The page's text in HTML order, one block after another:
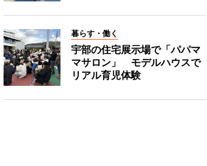
暮らす・働く
宇部の住宅展示場で「パパマ
マサロン」 モデルハウスで
リアル育児体験